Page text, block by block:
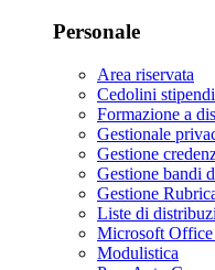
Personale
Area riservata
Cedolini
Formazione a
Gestionale
Gestione
Gestione bandi
Gestione
Liste di
Microsoft
Modulistica